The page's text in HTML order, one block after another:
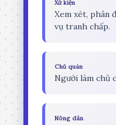
Xử kiện
Xem xét, phân
vụ tranh chấp.
Chủ quán
Người làm chủ
Nông dân